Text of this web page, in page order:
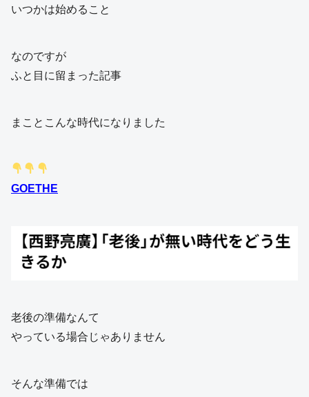
いつかは始めること
なのですが
ふと目に留まった記事
まことこんな時代になりました
GOETHE
老後の準備なんて
やっている場合じゃありません
そんな準備では